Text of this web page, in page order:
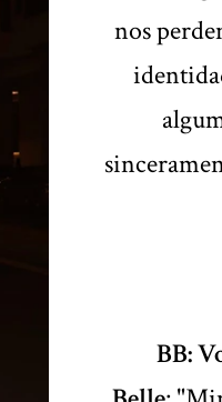
nos
BB: